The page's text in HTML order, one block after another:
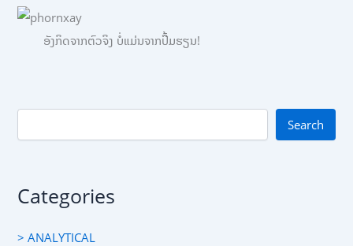
ອັງກິດຈາກຕົວຈິງ ບໍ່ແມ່ນຈາກປື້ມຮຽນ!
Search
Categories
> ANALYTICAL